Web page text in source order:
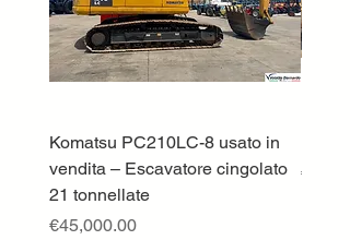
Komatsu PC210LC-8 usato in
vendita – Escavatore cingolato
21 tonnellate
Price
€45,000.00
Price